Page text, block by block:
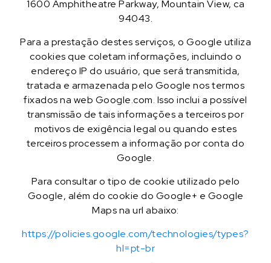
1600 Amphitheatre Parkway, Mountain View, ca
94043.
Para a prestação destes serviços, o Google utiliza
cookies que coletam informações, incluindo o
endereço IP do usuário, que será transmitida,
tratada e armazenada pelo Google nos termos
fixados na web Google.com. Isso inclui a possível
transmissão de tais informações a terceiros por
motivos de exigência legal ou quando estes
terceiros processem a informação por conta do
Google.
Para consultar o tipo de cookie utilizado pelo
Google, além do cookie do Google+ e Google
Maps na url abaixo:
https://policies.google.com/technologies/types?
hl=pt-br